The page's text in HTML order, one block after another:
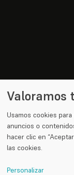
Valoramos
Usamos cookies
anuncios o
hacer clic en
las cookies.
Personalizar